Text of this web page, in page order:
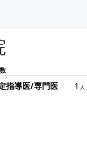
指導医/専門医 1